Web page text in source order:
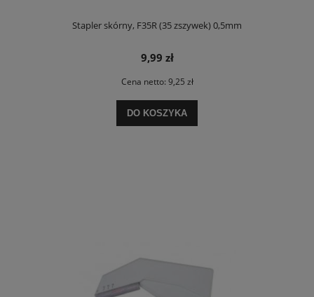
Stapler skórny, F35R (35 zszywek) 0,5mm
9,99 zł
Cena netto: 9,25 zł
DO KOSZYKA